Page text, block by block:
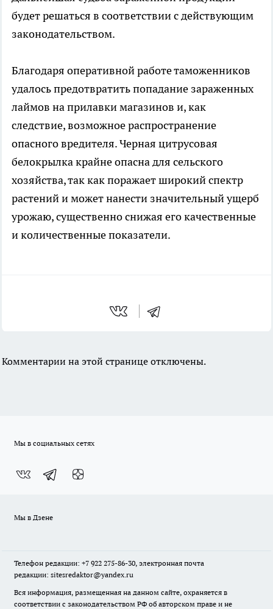
будет решаться в соответствии с действующим
законодательством.
Благодаря оперативной работе таможенников
удалось предотвратить попадание зараженных
лаймов на прилавки магазинов и, как
следствие, возможное распространение
опасного вредителя. Черная цитрусовая
белокрылка крайне опасна для сельского
хозяйства, так как поражает широкий спектр
растений и может нанести значительный ущерб
урожаю, существенно снижая его качественные
и количественные показатели.
Комментарии на этой странице отключены.
Мы в социальных сетях
Мы в Дзене
Телефон редакции: +7 922 275-86-30, электронная почта
редакции: sitesredaktor@yandex.ru
Вся информация, размещенная на данном сайте, охраняется в
соответствии с законодательством РФ об авторском праве и не